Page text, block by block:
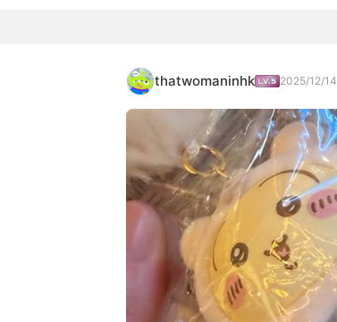
thatwomaninhk 2025/12/14